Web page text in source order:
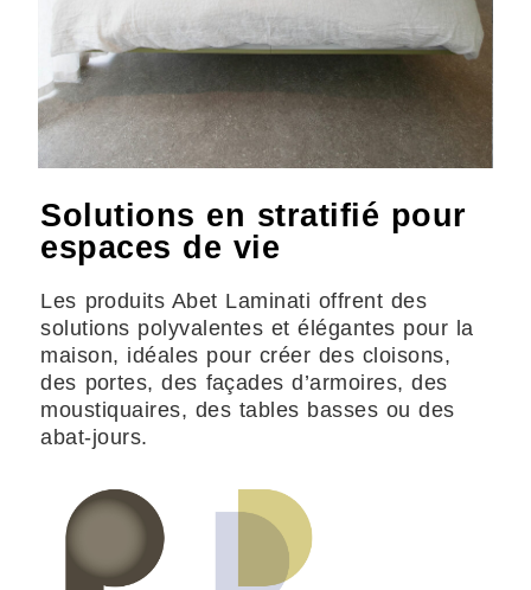
Solutions en stratifié pour
espaces de vie
Les produits Abet Laminati offrent des
solutions polyvalentes et élégantes pour la
maison, idéales pour créer des cloisons,
des portes, des façades d’armoires, des
moustiquaires, des tables basses ou des
abat-jours.